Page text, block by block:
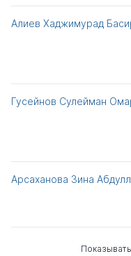
Алиев Хаджимурад
Гусейнов Сулейман
Арсаханова Зина